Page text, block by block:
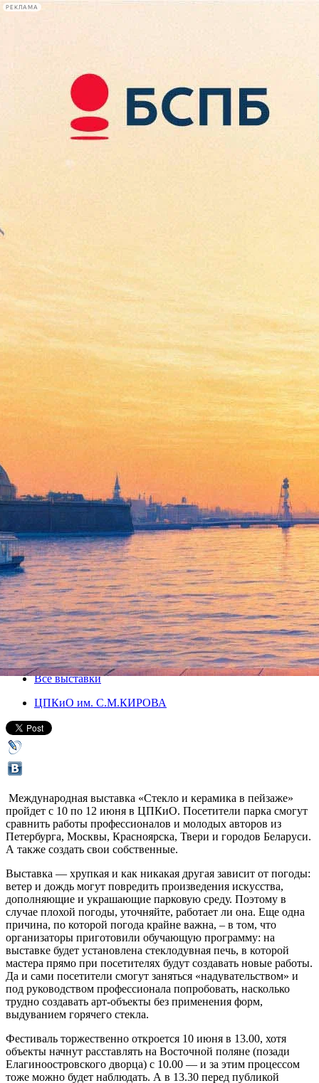
РЕКЛАМА
Сегодня:
2026.08.07
13:24
Афиша Plus
ЦПКиО украсят стеклом и
керамикой
10 июня 2018, воскресенье-12 июня 2018, вторник
Версия для печати
Все выставки
ЦПКиО им. С.М.КИРОВА
Международная выставка «Стекло и керамика в пейзаже»
пройдет с 10 по 12 июня в ЦПКиО. Посетители парка смогут
сравнить работы профессионалов и молодых авторов из
Петербурга, Москвы, Красноярска, Твери и городов Беларуси.
А также создать свои собственные.
Выставка — хрупкая и как никакая другая зависит от погоды:
ветер и дождь могут повредить произведения искусства,
дополняющие и украшающие парковую среду. Поэтому в
случае плохой погоды, уточняйте, работает ли она. Еще одна
причина, по которой погода крайне важна, – в том, что
организаторы приготовили обучающую программу: на
выставке будет установлена стеклодувная печь, в которой
мастера прямо при посетителях будут создавать новые работы.
Да и сами посетители смогут заняться «надувательством» и
под руководством профессионала попробовать, насколько
трудно создавать арт-объекты без применения форм,
выдуванием горячего стекла.
Фестиваль торжественно откроется 10 июня в 13.00, хотя
объекты начнут расставлять на Восточной поляне (позади
Елагиноостровского дворца) с 10.00 — и за этим процессом
тоже можно будет наблюдать. А в 13.30 перед публикой